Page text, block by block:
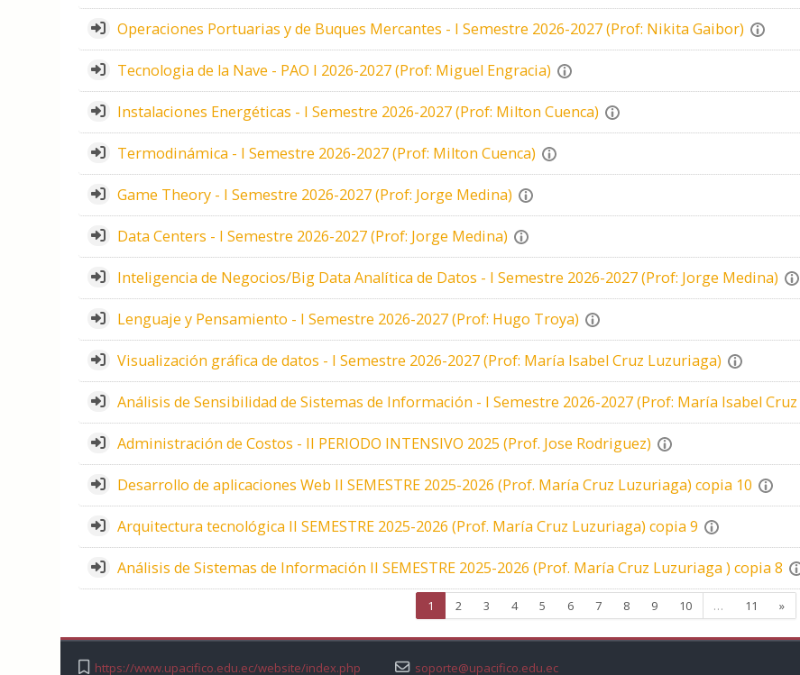
Operaciones Portuarias y de Buques Mercantes - I Semestre 2026-2027 (Prof: Nikita Gaibor)
Tecnologia de la Nave - PAO I 2026-2027 (Prof: Miguel Engracia)
Instalaciones Energéticas - I Semestre 2026-2027 (Prof: Milton Cuenca)
Termodinámica - I Semestre 2026-2027 (Prof: Milton Cuenca)
Game Theory - I Semestre 2026-2027 (Prof: Jorge Medina)
Data Centers - I Semestre 2026-2027 (Prof: Jorge Medina)
Inteligencia de Negocios/Big Data Analítica de Datos - I Semestre 2026-2027 (Prof: Jorge Medina)
Lenguaje y Pensamiento - I Semestre 2026-2027 (Prof: Hugo Troya)
Visualización gráfica de datos - I Semestre 2026-2027 (Prof: María Isabel Cruz Luzuriaga)
Análisis de Sensibilidad de Sistemas de Información - I Semestre 2026-2027 (Prof: María Isabel
Administración de Costos - II PERIODO INTENSIVO 2025 (Prof. Jose Rodriguez)
Desarrollo de aplicaciones Web II SEMESTRE 2025-2026 (Prof. María Cruz Luzuriaga) copia 10
Arquitectura tecnológica II SEMESTRE 2025-2026 (Prof. María Cruz Luzuriaga) copia 9
Análisis de Sistemas de Información II SEMESTRE 2025-2026 (Prof. María Cruz Luzuriaga ) copia 8
1 Página 1
2 Página 2
3 Página 3
4Página 4
5 Página 5
6Página 6
7Página 7
8Página 8
9Página 9
10Página 10
… 11 Página
»
https://www.upacifico.edu.ec/website/index.php soporte@upacifico.edu.ec